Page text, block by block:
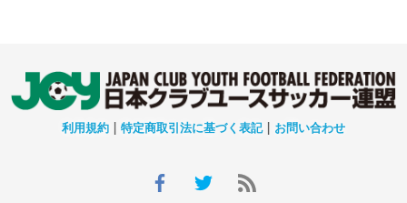
利用規約 特定商取引法に基づく表記| お問い合わせ